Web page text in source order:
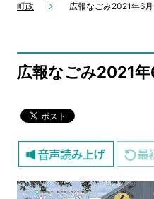
町政
広報なごみ2021年6
広報なごみ2021